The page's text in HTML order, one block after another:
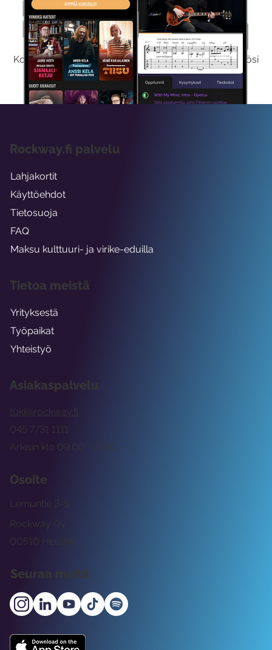
Kokeile Ilmaiseksi
Kokeilemalla ilmaiseksi saat koko sisältömme käyttöösi
viikon ajaksi.
Asiakaspalvelu
tuki@rockway.fi
Arkisin klo 09:00 -15:00
045 7731 1111
Osoite
Rockway Oy
Lemuntie 3-5
00510 Helsinki
Seuraa meitä
Rockway.fi palvelu
Lahjakortit
Käyttöehdot
Tietosuoja
FAQ
Maksu kulttuuri- ja virike-eduilla
Tietoa meistä
Yrityksestä
Työpaikat
Yhteistyö